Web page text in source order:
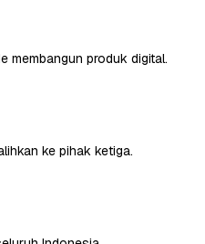
membangun produk digital.
ke pihak ketiga.